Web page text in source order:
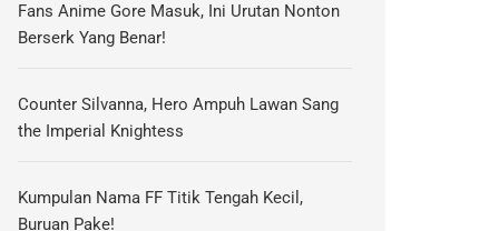
Fans Anime Gore Masuk, Ini Urutan Nonton
Berserk Yang Benar!
Counter Silvanna, Hero Ampuh Lawan Sang
the Imperial Knightess
Kumpulan Nama FF Titik Tengah Kecil,
Buruan Pake!